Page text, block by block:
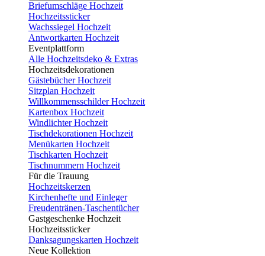
Briefumschläge Hochzeit
Hochzeitssticker
Wachssiegel Hochzeit
Antwortkarten Hochzeit
Eventplattform
Alle Hochzeitsdeko & Extras
Hochzeitsdekorationen
Gästebücher Hochzeit
Sitzplan Hochzeit
Willkommensschilder Hochzeit
Kartenbox Hochzeit
Windlichter Hochzeit
Tischdekorationen Hochzeit
Menükarten Hochzeit
Tischkarten Hochzeit
Tischnummern Hochzeit
Für die Trauung
Hochzeitskerzen
Kirchenhefte und Einleger
Freudentränen-Taschentücher
Gastgeschenke Hochzeit
Hochzeitssticker
Danksagungskarten Hochzeit
Neue Kollektion